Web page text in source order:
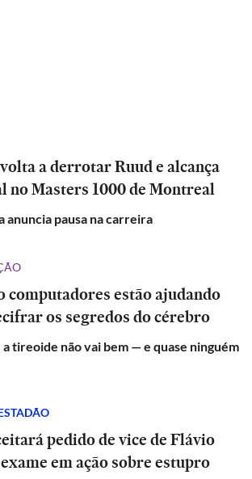
a derrotar Ruud e alcança
no Masters 1000 de Montreal
anuncia pausa na carreira
computadores estão ajudando
os segredos do cérebro
a tireoide não vai bem — e quase ninguém
pedido de vice de Flávio
em ação sobre estupro